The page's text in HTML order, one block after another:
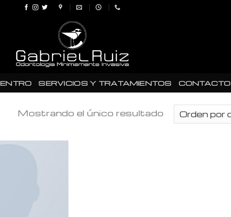
SERVICIOS Y TRATAMIENTOS CONTACTO
Mostrando el único resultado